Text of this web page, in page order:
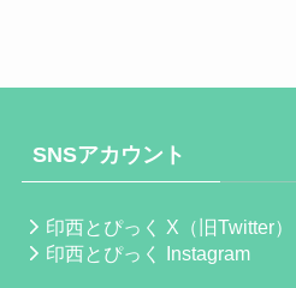
SNSアカウント
印西とぴっく X（旧Twitter）
印西とぴっく Instagram